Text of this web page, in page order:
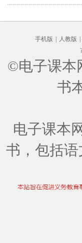
汇
手机版 人教版
©电子课本
书
电子课本
书，包括